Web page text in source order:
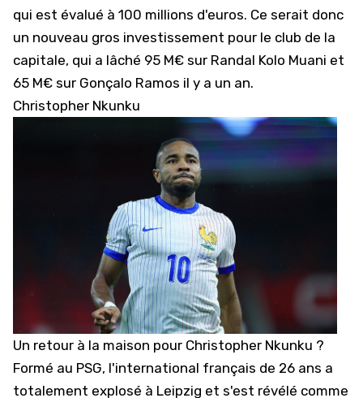
qui est évalué à 100 millions d'euros. Ce serait donc
un nouveau gros investissement pour le club de la
capitale, qui a lâché 95 M€ sur Randal Kolo Muani et
65 M€ sur Gonçalo Ramos il y a un an.
Christopher Nkunku
Un retour à la maison pour Christopher Nkunku ?
Formé au PSG, l'international français de 26 ans a
totalement explosé à Leipzig et s'est révélé comme